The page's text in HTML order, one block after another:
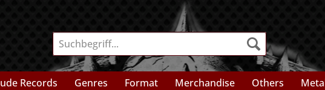
Records Genres Format Merchandise Others